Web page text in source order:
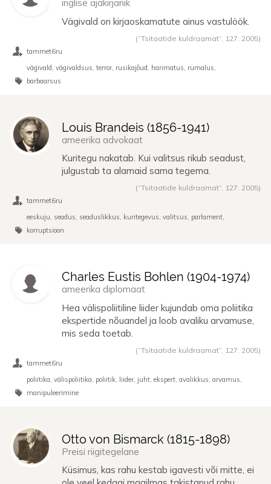
inglise ajakirjanik
Vägivald on kirjaoskamatute ainus vastulöök.
(“Tsitaatide kuldraamat”, 127. 2005)
tammet6ru
vägivald vägivaldsus terror rusikajõud harimatus rumalus
barbaarsus
Louis Brandeis (1856-1941)
ameerika advokaat
Kuritegu nakatab. Kui valitsus rikub seadust,
julgustab ta alamaid sama tegema.
(“Tsitaatide kuldraamat”, 127. 2005)
tammet6ru
eeskuju seadus seaduslikkus kuritegevus valitsus parlament
korruptsioon
Charles Eustis Bohlen (1904-1974)
ameerika diplomaat
Hea välispoliitiline liider kujundab oma poliitika
ekspertide nõuandel ja loob avaliku arvamuse,
mis seda toetab.
(“Tsitaatide kuldraamat”, 127. 2005)
tammet6ru
poliitika välispoliitika poliitik liider juht ekspert avalikkus arvamus
manipuleerimine
Otto von Bismarck (1815-1898)
Preisi riigitegelane
Küsimus, kas rahu kestab igavesti või mitte, ei